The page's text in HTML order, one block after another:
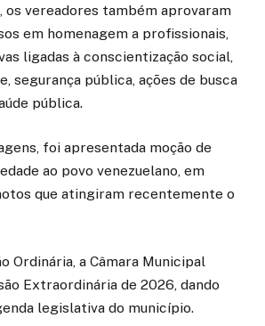
os vereadores também aprovaram
em homenagem a profissionais,
ligadas à conscientização social,
segurança pública, ações de busca
pública.
foi apresentada moção de
ao povo venezuelano, em
que atingiram recentemente o
Ordinária, a Câmara Municipal
Extraordinária de 2026, dando
legislativa do município.